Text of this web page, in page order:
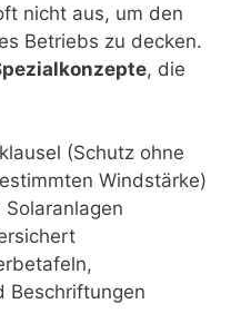
nicht aus, um den
Betriebs zu decken.
, die
(Schutz ohne
Windstärke)
Beschriftungen